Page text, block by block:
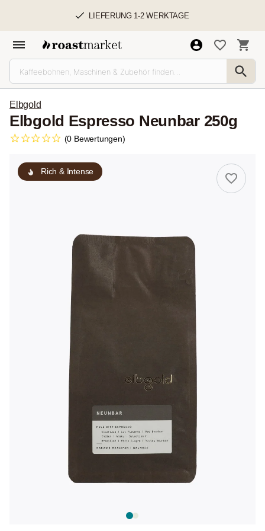
LIEFERUNG 1-2 WERKTAGE
Elbgold
Elbgold Espresso Neunbar 250g
(0 Bewertungen)
Rich & Intense